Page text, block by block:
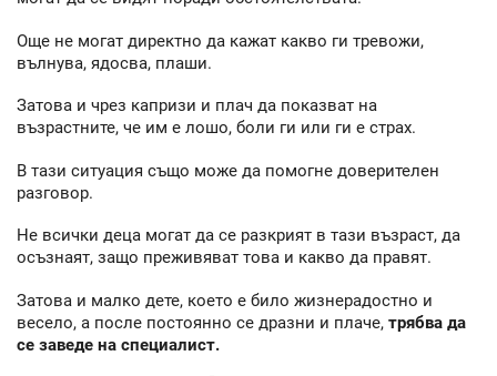
Още не могат директно да кажат какво ги тревожи,
вълнува, ядосва, плаши.
Затова и чрез капризи и плач да показват на
възрастните, че им е лошо, боли ги или ги е страх.
В тази ситуация също може да помогне доверителен
разговор.
Не всички деца могат да се разкрият в тази възраст, да
осъзнаят, защо преживяват това и какво да правят.
Затова и малко дете, което е било жизнерадостно и
весело, а после постоянно се дразни и плаче, трябва да
се заведе на специалист.